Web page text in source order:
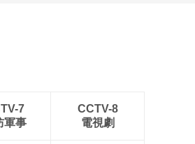
7
軍事
CCTV-8
電視劇